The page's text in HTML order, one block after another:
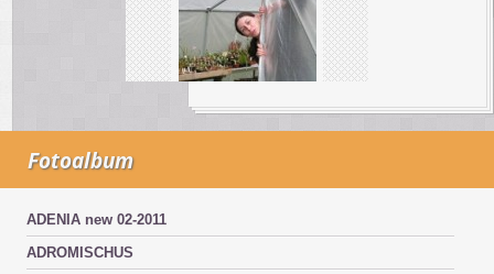
Fotoalbum
ADENIA new 02-2011
ADROMISCHUS